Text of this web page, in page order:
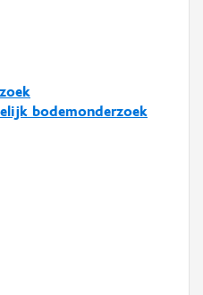
bodemonderzoek